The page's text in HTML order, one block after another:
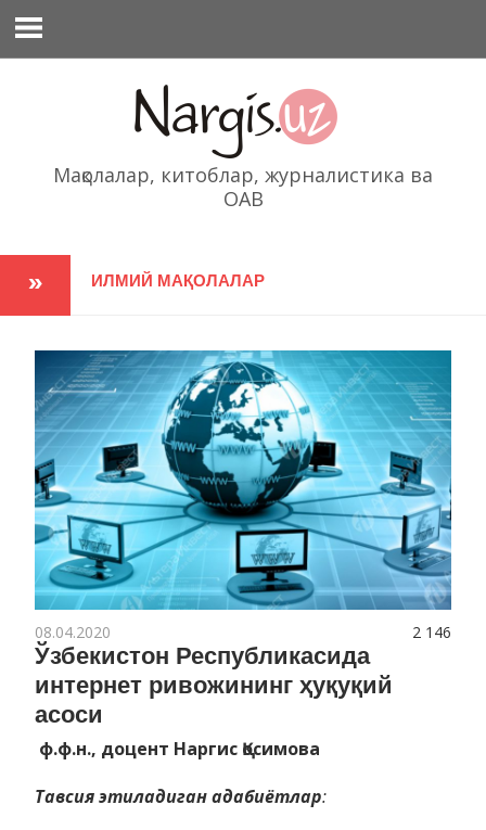
содержимому
Мақолалар, китоблар, журналистика ва
ОАВ
ИЛМИЙ МАҚОЛАЛАР
2 146
08.04.2020
Ўзбекистон Республикасида
интернет ривожининг ҳуқуқий
асоси
ф.ф.н., доцент Наргис Қосимова
Тавсия этиладиган адабиётлар: